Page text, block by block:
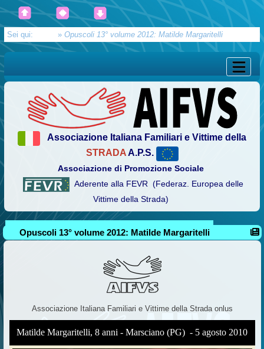
Sei qui: » Opuscoli 13° volume 2012: Matilde Margaritelli
Associazione Italiana Familiari e Vittime della
STRADAA.P.S.
Associazione di Promozione Sociale
Aderente alla FEVR (Federaz. Europea delle
Vittime della Strada)
Opuscoli 13° volume 2012: Matilde Margaritelli
Associazione Italiana Familiari e Vittime della Strada onlus
Matilde Margaritelli, 8 anni - Marsciano (PG) - 5 agosto 2010